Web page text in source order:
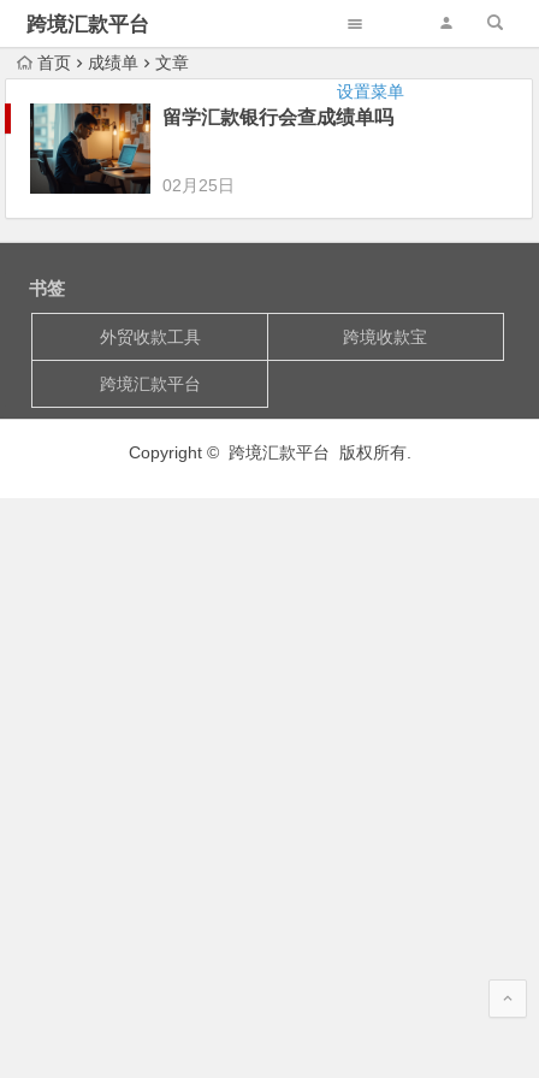
跨境汇款平台
设置菜单
首页 成绩单 文章
留学汇款银行会查成绩单吗
02月25日
书签
外贸收款工具 跨境收款宝
跨境汇款平台
Copyright © 跨境汇款平台 版权所有.